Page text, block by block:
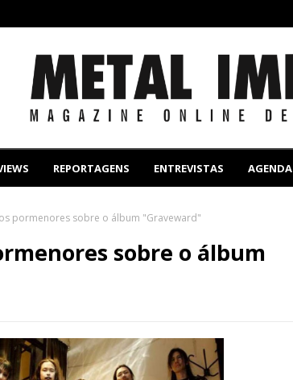
REPORTAGENS ENTREVISTAS AGENDA
pormenores sobre o álbum "Graveward"
sobre o álbum